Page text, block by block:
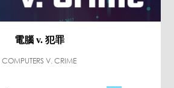
電腦 v. 犯罪
COMPUTERS V. CRIME